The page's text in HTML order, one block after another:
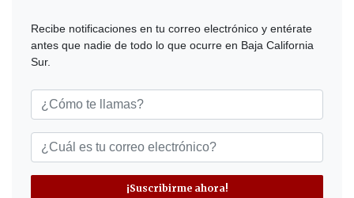
Recibe notificaciones en tu correo electrónico y entérate
antes que nadie de todo lo que ocurre en Baja California
Sur.
¡Suscribirme ahora!